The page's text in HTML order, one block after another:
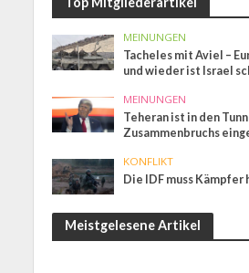
MEINUNGEN
Tacheles mit Aviel –
und wieder ist Israel
MEINUNGEN
Teheran ist in den
Zusammenbruchs
KONFLIKT
Die IDF muss
Meistgelesene Artikel